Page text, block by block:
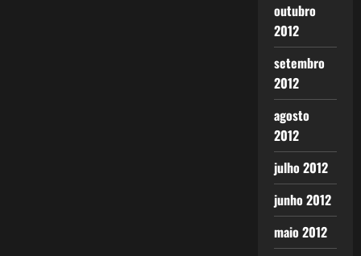
outubro
2012
setembro
2012
agosto
2012
julho 2012
junho 2012
maio 2012